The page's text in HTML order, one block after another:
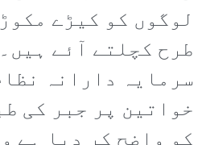
لوگوں کو کیڑے
طرح کچلتے آئے
سرمایہ دارانہ
خواتین پر جبر کی